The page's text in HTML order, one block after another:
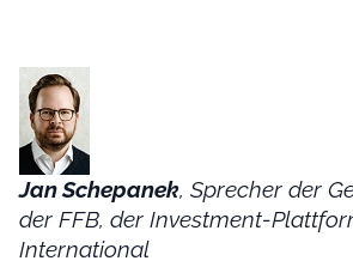
Jan Schepanek, Sprecher der
der FFB, der Investment-
International